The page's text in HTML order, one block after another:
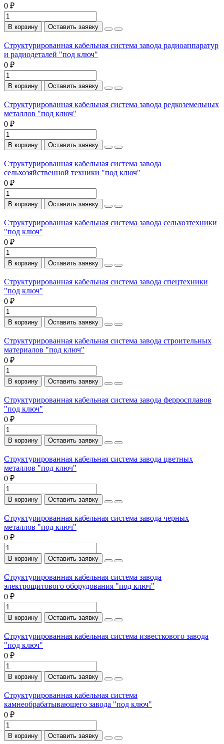
0 ₽
В корзину Оставить заявку
Структурированная кабельная система завода радиоаппаратур
и радиодеталей "под ключ"
0 ₽
В корзину Оставить заявку
Структурированная кабельная система завода редкоземельных
металлов "под ключ"
0 ₽
В корзину Оставить заявку
Структурированная кабельная система завода
сельхозяйственной техники "под ключ"
0 ₽
В корзину Оставить заявку
Структурированная кабельная система завода сельхозтехники
"под ключ"
0 ₽
В корзину Оставить заявку
Структурированная кабельная система завода спецтехники
"под ключ"
0 ₽
В корзину Оставить заявку
Структурированная кабельная система завода строительных
материалов "под ключ"
0 ₽
В корзину Оставить заявку
Структурированная кабельная система завода ферросплавов
"под ключ"
0 ₽
В корзину Оставить заявку
Структурированная кабельная система завода цветных
металлов "под ключ"
0 ₽
В корзину Оставить заявку
Структурированная кабельная система завода черных
металлов "под ключ"
0 ₽
В корзину Оставить заявку
Структурированная кабельная система завода
электрощитового оборудования "под ключ"
0 ₽
В корзину Оставить заявку
Структурированная кабельная система известкового завода
"под ключ"
0 ₽
В корзину Оставить заявку
Структурированная кабельная система
камнеобрабатывающего завода "под ключ"
0 ₽
В корзину Оставить заявку